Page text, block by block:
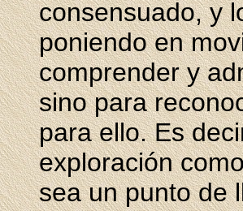
consensuado, y
poniendo en
comprender y
sino para
para ello. Es
exploración
sea un punto de